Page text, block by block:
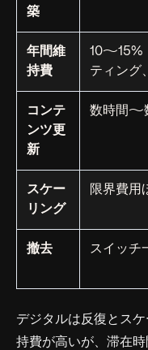
築
年間維
持費
10〜15%
ティング
コンテ
ンツ更
新
数時間〜
スケー
リング
限界費用
撤去 スイッチ
デジタルは反復とス
持費が高いが、滞在